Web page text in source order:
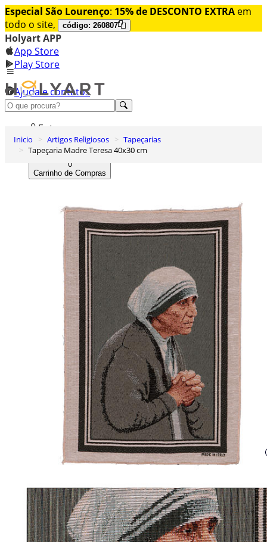
Especial São Lourenço: 15% de DESCONTO EXTRA em
todo o site,
código: 260807
Holyart APP
App Store
Play Store
Ajuda e contatos
Conheça premium
Entrar
Lista de Desejos
0
Carrinho de Compras
Inicio Artigos Religiosos
Tapeçarias
Tapeçaria Madre Teresa 40x30 cm